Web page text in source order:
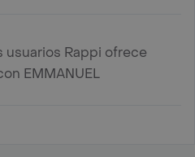
usuarios Rappi ofrece
EMMANUEL